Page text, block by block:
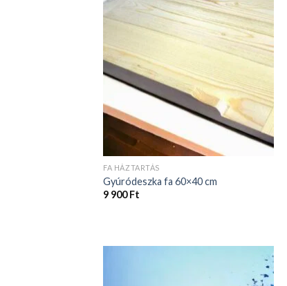
FA HÁZTARTÁS
Gyúródeszka fa 60×40 cm
9 900Ft